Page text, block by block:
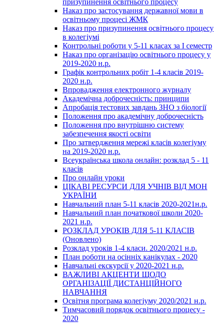
Наказ про застосування державної мови в
освітньому процесі ЖМК
Наказ про призупинення освітнього процесу
в колегіумі
Контрольні роботи у 5-11 класах за І семестр
Наказ про організацію освітнього процесу у
2019-2020 н.р.
Графік контрольних робіт 1-4 класів 2019-
2020 н.р.
Впровадження електронного журналу
Академічна доброчесність: принципи
Апробація тестових завдань ЗНО з біології
Положення про академічну доброчесність
Положення про внутрішню систему
забезпечення якості освіти
Про затвердження мережі класів колегіуму
на 2019-2020 н.р.
Всеукраїнська школа онлайн: розклад 5 - 11
класів
Про онлайн уроки
ЦІКАВІ РЕСУРСИ ДЛЯ УЧНІВ ВІД МОН
УКРАЇНИ
Навчальний план 5-11 класів 2020-2021н.р.
Навчальний план початкової школи 2020-
2021 н.р.
РОЗКЛАД УРОКІВ ДЛЯ 5-11 КЛАСІВ
(Оновлено)
Розклад уроків 1-4 класи. 2020/2021 н.р.
План роботи на осінніх канікулах - 2020
Навчальні екскурсії у 2020-2021 н.р.
ВАЖЛИВІ АКЦЕНТИ ЩОДО
ОРГАНІЗАЦІЇ ДИСТАНЦІЙНОГО
НАВЧАННЯ
Освітня програма колегіуму 2020/2021 н.р.
Тимчасовий порядок освітнього процесу -
2020